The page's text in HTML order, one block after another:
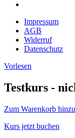
Impressum
AGB
Widerruf
Datenschutz
Vorlesen
Testkurs -
Zum Warenkorb
Kurs jetzt buchen